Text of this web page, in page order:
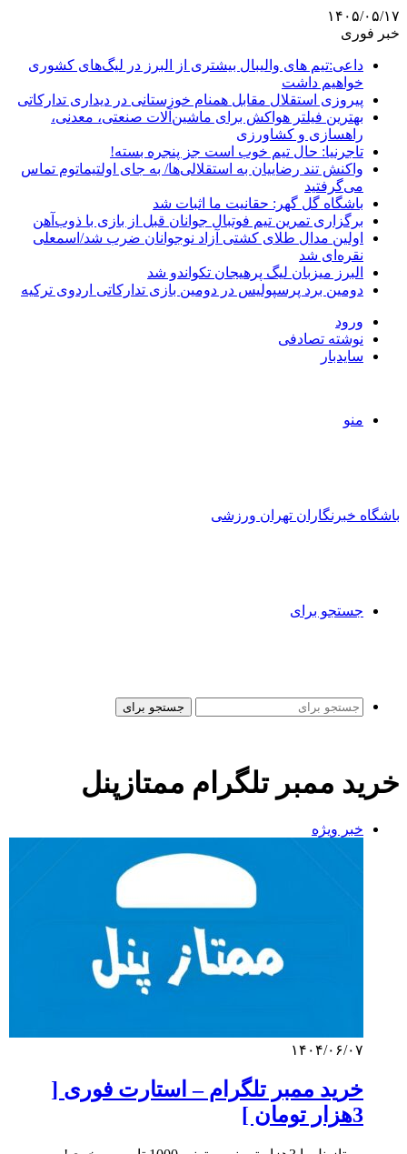
۱۴۰۵/۰۵/۱۷
خبر فوری
داعی:تیم های والیبال بیشتری از البرز در لیگ‌های کشوری
خواهیم داشت
پیروزی استقلال مقابل همنام خوزستانی در دیداری تدارکاتی
بهترین فیلتر هواکش برای ماشین‌آلات صنعتی، معدنی،
راهسازی و کشاورزی
تاجرنیا: حال تیم خوب است جز پنجره بسته!
واکنش تند رضاییان به استقلالی‌ها/ به جای اولتیماتوم تماس
می‌گرفتید
باشگاه گل گهر: حقانیت ما اثبات شد
برگزاری تمرین تیم فوتبال جوانان قبل از بازی با ذوب‌آهن
اولین مدال طلای کشتی آزاد نوجوانان ضرب شد/اسمعلی
نقره‌ای شد
البرز میزبان لیگ پرهیجان تکواندو شد
دومین برد پرسپولیس در دومین بازی تدارکاتی اردوی ترکیه
ورود
نوشته تصادفی
سایدبار
منو
باشگاه خبرنگاران تهران ورزشی
جستجو برای
جستجو برای
خرید ممبر تلگرام ممتازپنل
خبر ویژه
۱۴۰۴/۰۶/۰۷
خرید ممبر تلگرام – استارت فوری [
3هزار تومان ]